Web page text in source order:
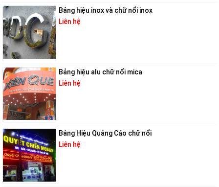
Bảng hiệu inox và chữ nổi inox
Liên hệ
Bảng hiệu alu chữ nổi mica
Liên hệ
Bảng Hiệu Quảng Cáo chữ nổi
Liên hệ